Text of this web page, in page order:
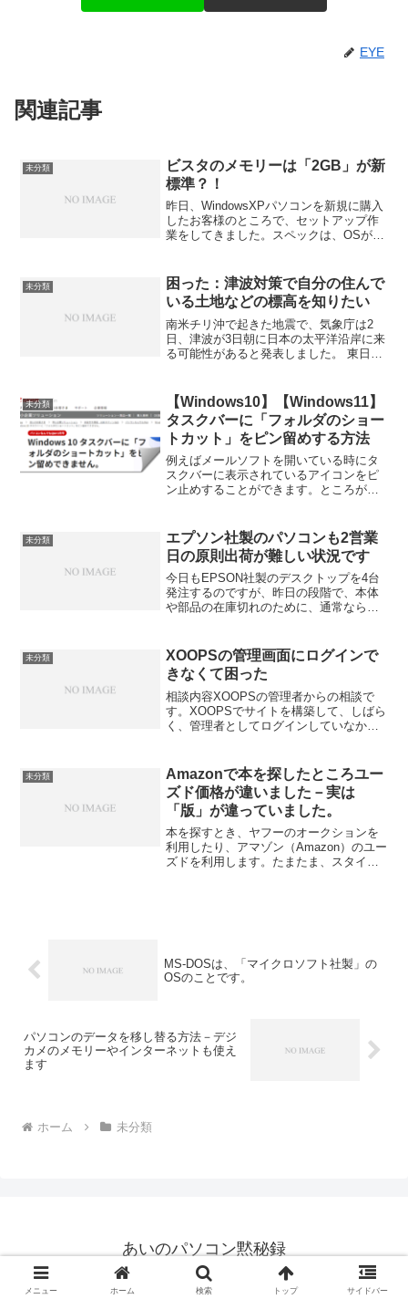
EYE
関連記事
未分類
ビスタのメモリーは「2GB」が新
標準？！
昨日、WindowsXPパソコンを新規に購入
したお客様のところで、セットアップ作
業をしてきました。スペックは、OSが
RW（２層対応）これで、製品価...
未分類
困った：津波対策で自分の住んで
いる土地などの標高を知りたい
南米チリ沖で起きた地震で、気象庁は2
日、津波が3日朝に日本の太平洋沿岸に来
る可能性があると発表しました。 東日本
ですよね。 もし、大きな地震が来たとき
に、関東の場合は...
未分類
【Windows10】【Windows11】
タスクバーに「フォルダのショー
トカット」をピン留めする方法
例えばメールソフトを開いている時にタ
スクバーに表示されているアイコンをピ
ン止めすることができます。ところが頻
きません。その方法を探していたとこ
ろ、ドンピシャリの解説があ...
未分類
エプソン社製のパソコンも2営業
日の原則出荷が難しい状況です
今日もEPSON社製のデスクトップを4台
発注するのですが、昨日の段階で、本体
や部品の在庫切れのために、通常ならば2
解があるようですが、WindowsXPのサポ
ートが...
未分類
XOOPSの管理画面にログインで
きなくて困った
相談内容XOOPSの管理者からの相談で
す。XOOPSでサイトを構築して、しばら
く、管理者としてログインしていなかっ
っていた。ログインIDやパスワード、メ
ールアドレスのメ...
未分類
Amazonで本を探したところユー
ズド価格が違いました－実は
「版」が違っていました。
本を探すとき、ヤフーのオークションを
利用したり、アマゾン（Amazon）のユー
ズドを利用します。たまたま、スタイル
MS-DOSは、「マイクロソフト社製」の
OSのことです。
パソコンのデータを移し替る方法－デジ
カメのメモリーやインターネットも使え
ます
ホーム 未分類
あいのパソコン黙秘録
© 2006 あいのパソコン黙秘録.
メニュー ホーム 検索 トップ サイドバー